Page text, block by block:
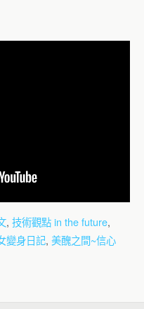
, 技術觀點 in the future,
變身日記, 美醜之間~信心